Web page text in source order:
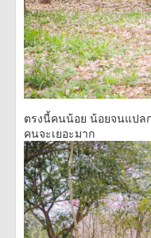
ตรงนี้คนน้อย น้อยจนแปล
คนจะเยอะมาก